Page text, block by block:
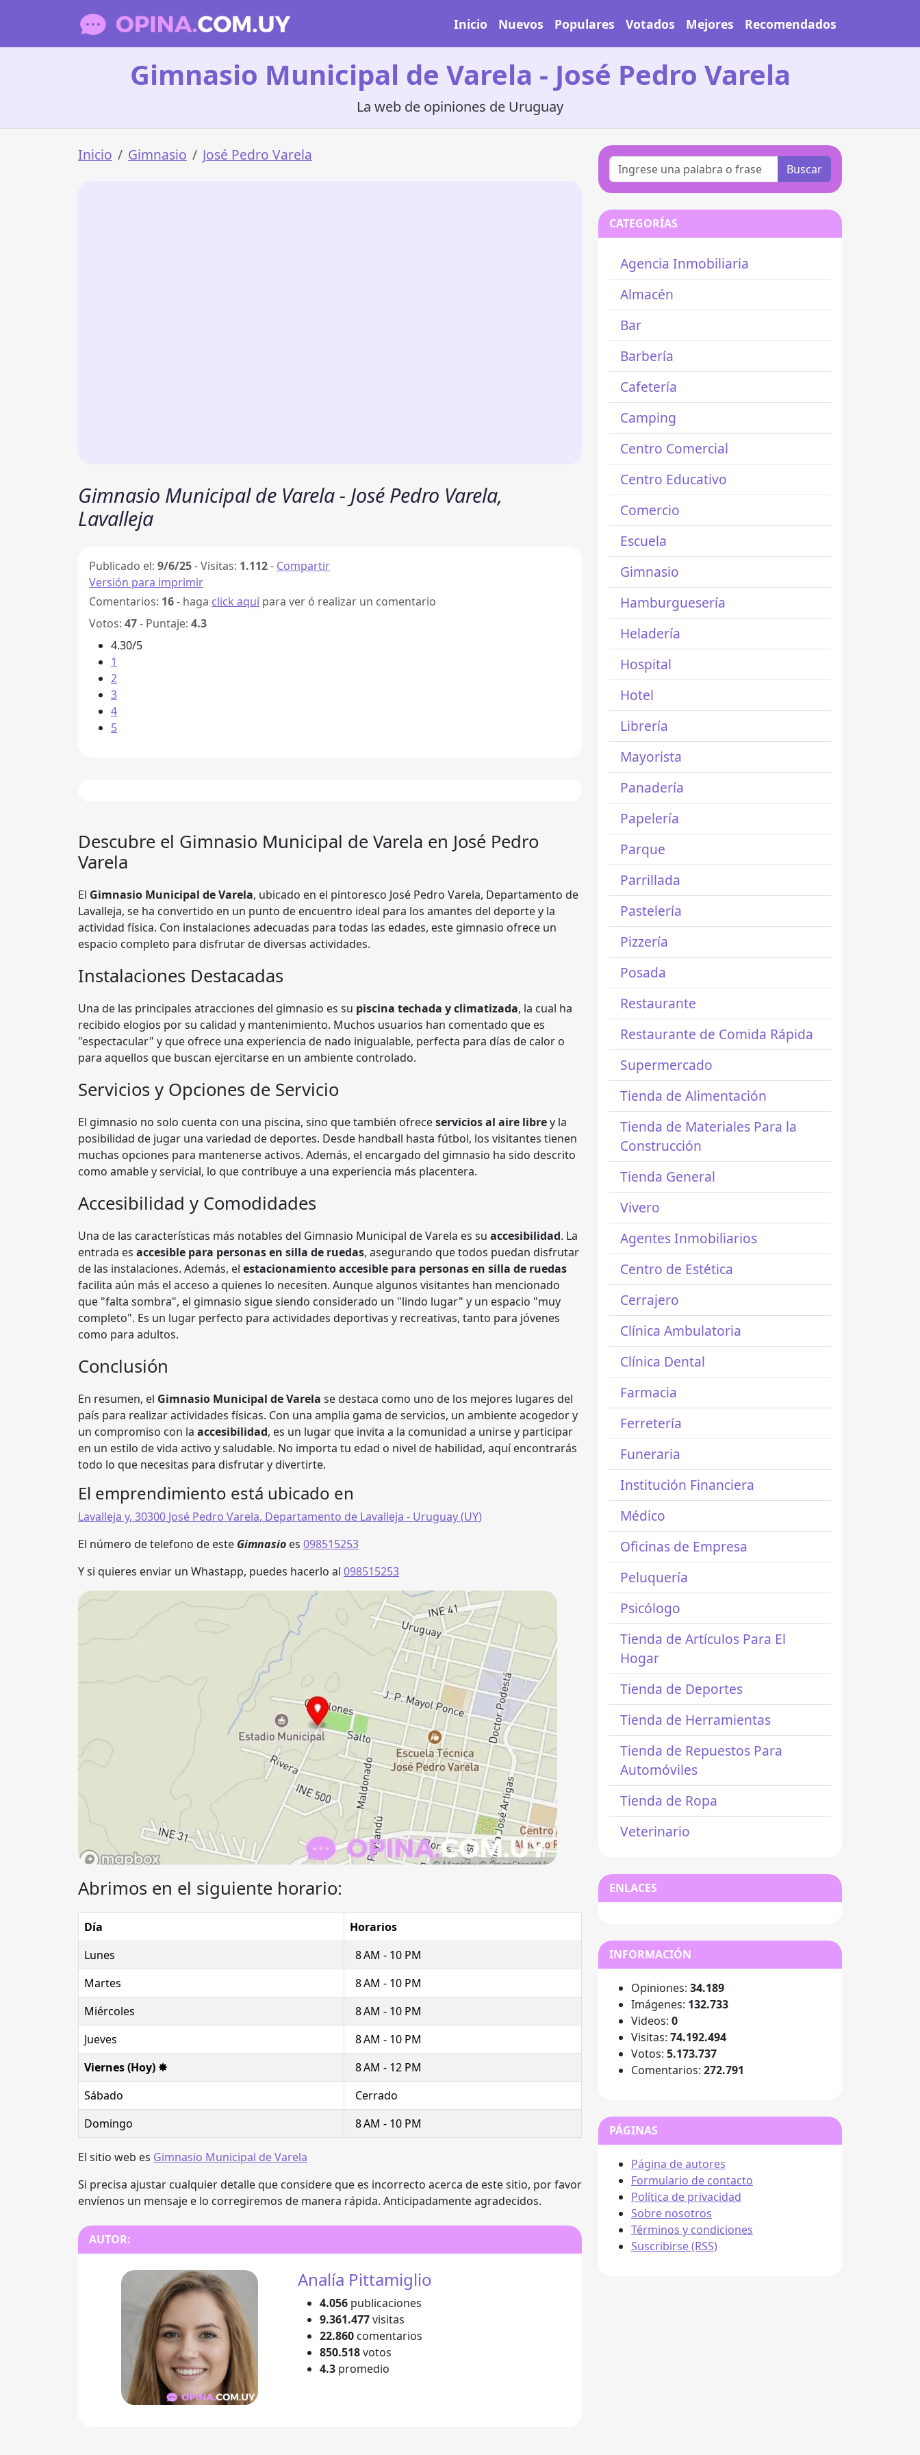
Inicio Nuevos Populares Votados Mejores Recomendados
Gimnasio Municipal de Varela - José Pedro Varela
La web de opiniones de Uruguay
Inicio Gimnasio José Pedro Varela
Gimnasio Municipal de Varela - José Pedro Varela,
Lavalleja
Publicado el: 9/6/25-Visitas: 1.112- Compartir
Versión para imprimir
Comentarios: 16- haga click aquí para ver ó realizar un comentario
Votos: 47- Puntaje: 4.3
4.30/5
1
2
3
4
5
Descubre el Gimnasio Municipal de Varela en José Pedro
Varela
El Gimnasio Municipal de Varela, ubicado en el pintoresco José Pedro Varela, Departamento de
Lavalleja, se ha convertido en un punto de encuentro ideal para los amantes del deporte y la
actividad física. Con instalaciones adecuadas para todas las edades, este gimnasio ofrece un
espacio completo para disfrutar de diversas actividades.
Instalaciones Destacadas
Una de las principales atracciones del gimnasio es su piscina techada y climatizada, la cual ha
recibido elogios por su calidad y mantenimiento. Muchos usuarios han comentado que es
"espectacular" y que ofrece una experiencia de nado inigualable, perfecta para días de calor o
para aquellos que buscan ejercitarse en un ambiente controlado.
Servicios y Opciones de Servicio
El gimnasio no solo cuenta con una piscina, sino que también ofreceservicios al aire librey la
posibilidad de jugar una variedad de deportes. Desde handball hasta fútbol, los visitantes tienen
muchas opciones para mantenerse activos. Además, el encargado del gimnasio ha sido descrito
como amable y servicial, lo que contribuye a una experiencia más placentera.
Accesibilidad y Comodidades
Una de las características más notables del Gimnasio Municipal de Varela es su accesibilidad. La
entrada es accesible para personas en silla de ruedas, asegurando que todos puedan disfrutar
de las instalaciones. Además, el estacionamiento accesible para personas en silla de ruedas
facilita aún más el acceso a quienes lo necesiten. Aunque algunos visitantes han mencionado
que "falta sombra", el gimnasio sigue siendo considerado un "lindo lugar" y un espacio "muy
completo". Es un lugar perfecto para actividades deportivas y recreativas, tanto para jóvenes
como para adultos.
Conclusión
En resumen, el Gimnasio Municipal de Varela se destaca como uno de los mejores lugares del
país para realizar actividades físicas. Con una amplia gama de servicios, un ambiente acogedor y
un compromiso con la accesibilidad, es un lugar que invita a la comunidad a unirse y participar
en un estilo de vida activo y saludable. No importa tu edad o nivel de habilidad, aquí encontrarás
todo lo que necesitas para disfrutar y divertirte.
El emprendimiento está ubicado en
Lavalleja y, 30300 José Pedro Varela, Departamento de Lavalleja - Uruguay (UY)
El número de telefono de este Gimnasio es 098515253
Y si quieres enviar un Whastapp, puedes hacerlo al 098515253
Abrimos en el siguiente horario:
Día
Horarios
Lunes
8 AM - 10 PM
Martes
8 AM - 10 PM
Miércoles
8 AM - 10 PM
Jueves
8 AM - 10 PM
Viernes (Hoy) ✸
8 AM - 12 PM
Sábado
Cerrado
Domingo
8 AM - 10 PM
El sitio web es Gimnasio Municipal de Varela
Si precisa ajustar cualquier detalle que considere que es incorrecto acerca de este sitio, por favor
envíenos un mensaje e lo corregiremos de manera rápida. Anticipadamente agradecidos.
AUTOR:
Analía Pittamiglio
4.056 publicaciones
9.361.477visitas
22.860 comentarios
850.518votos
4.3 promedio
Buscar
CATEGORÍAS
Agencia Inmobiliaria
Almacén
Bar
Barbería
Cafetería
Camping
Centro Comercial
Centro Educativo
Comercio
Escuela
Gimnasio
Hamburguesería
Heladería
Hospital
Hotel
Librería
Mayorista
Panadería
Papelería
Parque
Parrillada
Pastelería
Pizzería
Posada
Restaurante
Restaurante de Comida Rápida
Supermercado
Tienda de Alimentación
Tienda de Materiales Para la
Construcción
Tienda General
Vivero
Agentes Inmobiliarios
Centro de Estética
Cerrajero
Clínica Ambulatoria
Clínica Dental
Farmacia
Ferretería
Funeraria
Institución Financiera
Médico
Oficinas de Empresa
Peluquería
Psicólogo
Tienda de Artículos Para El
Hogar
Tienda de Deportes
Tienda de Herramientas
Tienda de Repuestos Para
Automóviles
Tienda de Ropa
Veterinario
ENLACES
INFORMACIÓN
Opiniones: 34.189
Imágenes: 132.733
Videos: 0
Visitas: 74.192.494
Votos: 5.173.737
Comentarios: 272.791
PÁGINAS
Página de autores
Formulario de contacto
Política de privacidad
Sobre nosotros
Términos y condiciones
Suscribirse (RSS)